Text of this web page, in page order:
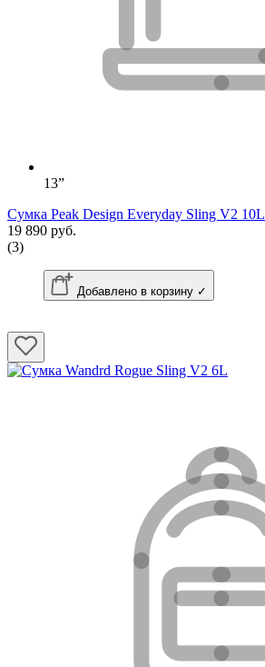
13”
Сумка Peak Design Everyday Sling V2 10L
19 890 руб.
(3)
Добавлено в корзину ✓